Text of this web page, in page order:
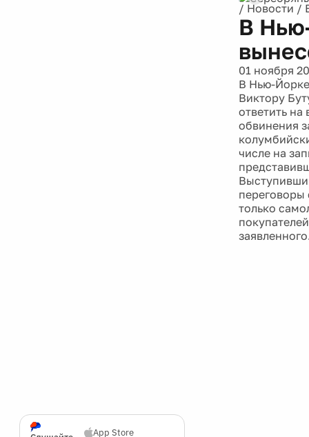
App Store
/ Новости /
В
01 ноября
В Нью-
Виктору
ответить
обвинения
числе на
переговоры
только